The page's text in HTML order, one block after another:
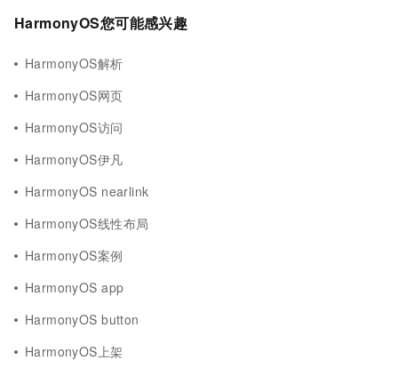
HarmonyOS您可能感兴趣
HarmonyOS解析
HarmonyOS网页
HarmonyOS访问
HarmonyOS伊凡
HarmonyOS nearlink
HarmonyOS线性布局
HarmonyOS案例
HarmonyOS app
HarmonyOS button
HarmonyOS上架